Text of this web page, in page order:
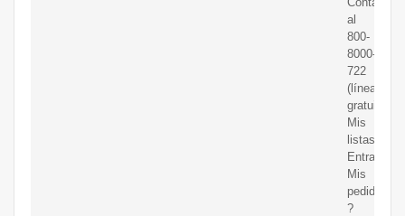
al
800-
8000-
722
(línea
gratuita)
Mis
listas.
Entrar.
Mis
pedidos
?